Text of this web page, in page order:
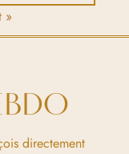
»
directement